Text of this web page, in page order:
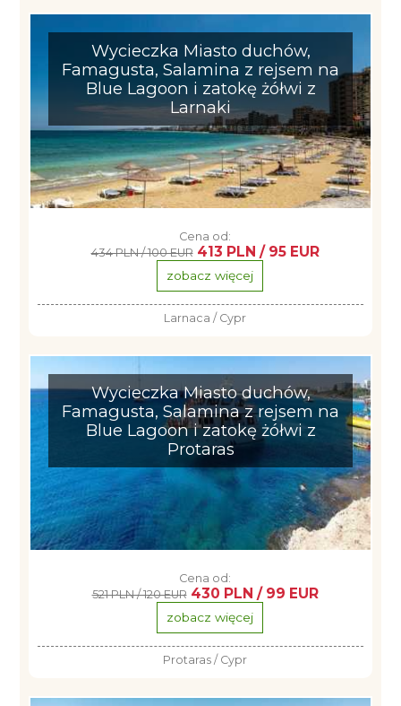
Wycieczka Miasto duchów,
Famagusta, Salamina z rejsem na
Blue Lagoon i zatokę żółwi z
Larnaki
Cena od:
434 PLN / 100 EUR 413 PLN / 95 EUR
zobacz więcej
Larnaca / Cypr
Wycieczka Miasto duchów,
Famagusta, Salamina z rejsem na
Blue Lagoon i zatokę żółwi z
Protaras
Cena od:
521 PLN / 120 EUR 430 PLN / 99 EUR
zobacz więcej
Protaras / Cypr